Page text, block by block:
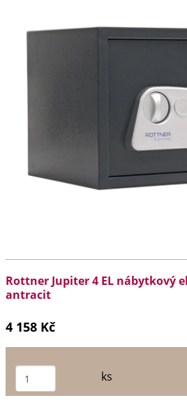
Rottner Jupiter 4 EL nábytkový
antracit
4 158 Kč
ks